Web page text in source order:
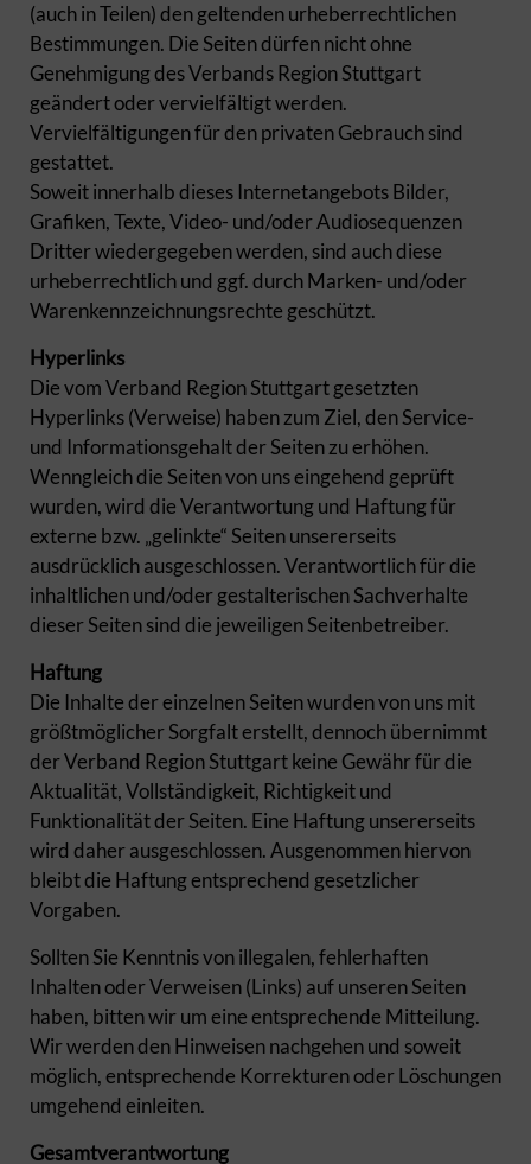
(auch in Teilen) den geltenden urheberrechtlichen
Bestimmungen. Die Seiten dürfen nicht ohne
Genehmigung des Verbands Region Stuttgart
geändert oder vervielfältigt werden.
Vervielfältigungen für den privaten Gebrauch sind
gestattet.
Soweit innerhalb dieses Internetangebots Bilder,
Grafiken, Texte, Video- und/oder Audiosequenzen
Dritter wiedergegeben werden, sind auch diese
urheberrechtlich und ggf. durch Marken- und/oder
Warenkennzeichnungsrechte geschützt.
Hyperlinks
Die vom Verband Region Stuttgart gesetzten
Hyperlinks (Verweise) haben zum Ziel, den Service-
und Informationsgehalt der Seiten zu erhöhen.
Wenngleich die Seiten von uns eingehend geprüft
wurden, wird die Verantwortung und Haftung für
externe bzw. „gelinkte“ Seiten unsererseits
ausdrücklich ausgeschlossen. Verantwortlich für die
inhaltlichen und/oder gestalterischen Sachverhalte
dieser Seiten sind die jeweiligen Seitenbetreiber.
Haftung
Die Inhalte der einzelnen Seiten wurden von uns mit
größtmöglicher Sorgfalt erstellt, dennoch übernimmt
der Verband Region Stuttgart keine Gewähr für die
Aktualität, Vollständigkeit, Richtigkeit und
Funktionalität der Seiten. Eine Haftung unsererseits
wird daher ausgeschlossen. Ausgenommen hiervon
bleibt die Haftung entsprechend gesetzlicher
Vorgaben.
Sollten Sie Kenntnis von illegalen, fehlerhaften
Inhalten oder Verweisen (Links) auf unseren Seiten
haben, bitten wir um eine entsprechende Mitteilung.
Wir werden den Hinweisen nachgehen und soweit
möglich, entsprechende Korrekturen oder Löschungen
umgehend einleiten.
Gesamtverantwortung